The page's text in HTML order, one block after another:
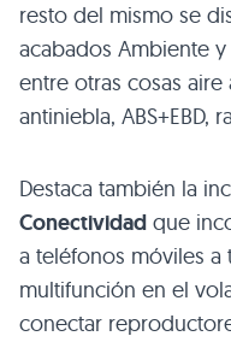
resto del mismo se
acabados Ambiente
entre otras cosas
antiniebla, ABS+EBD,
Destaca también la
Conectividad que
a teléfonos móviles a
multifunción en el
conectar